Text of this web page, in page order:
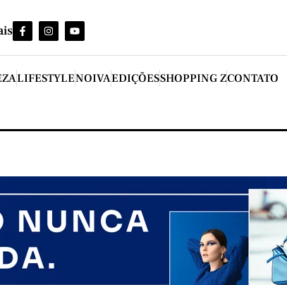
LIFESTYLENOIVAEDIÇÕESSHOPPING ZCONTATO